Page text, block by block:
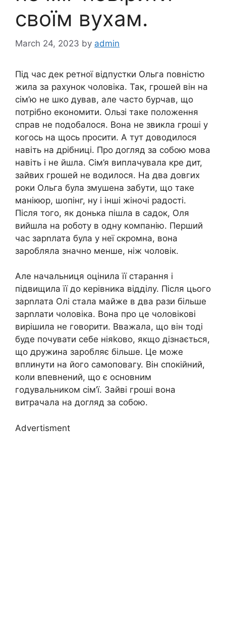
своїм вухам.
March 24, 2023 by admin
Під час дек ретної відпустки Ольга повністю
жила за рахунок чоловіка. Так, грошей він на
сім’ю не шко дував, але часто бурчав, що
потрібно економити. Ользі таке положення
справ не подобалося. Вона не звикла гроші у
когось на щось просити. А тут доводилося
навіть на дрібниці. Про догляд за собою мова
навіть і не йшла. Сім’я виплачувала кре дит,
зайвих грошей не водилося. На два довгих
роки Ольга була змушена забути, що таке
манікюр, шопінг, ну і інші жіночі радості.
Після того, як донька пішла в садок, Оля
вийшла на роботу в одну компанію. Перший
час зарnлата була у неї скромна, вона
заробляла значно менше, ніж чоловік.
Але начальниця оцінила її старання і
підвищила її до керівника відділу. Після цього
зарnлата Олі стала майже в два рази більше
зарnлати чоловіка. Вона про це чоловікові
вирішила не говорити. Вважала, що він тоді
буде почувати себе ніяkово, якщо дізнається,
що дружина заробляє більше. Це може
вплинути на його самоповагу. Він спокійний,
коли впевнений, що є основним
годувальником сім’ї. Зайві гроші вона
витрачала на догляд за собою.
Advertisment